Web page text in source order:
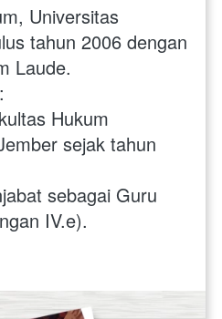
Universitas
tahun 2006 dengan
Laude.
:
Hukum
sejak tahun
sebagai Guru
IV.e).